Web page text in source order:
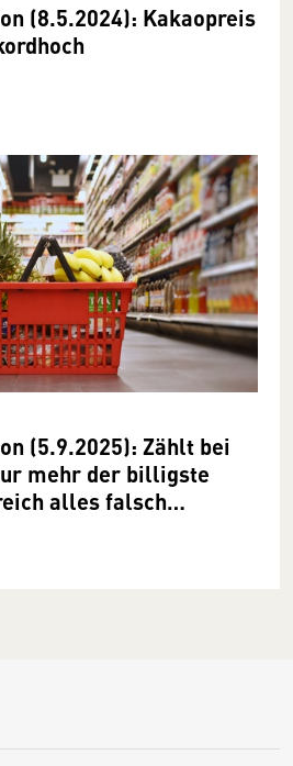
(8.5.2024): Kakaopreis
(5.9.2025): Zählt bei
mehr der billigste
alles falsch